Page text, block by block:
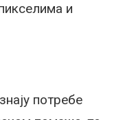
и
потребе